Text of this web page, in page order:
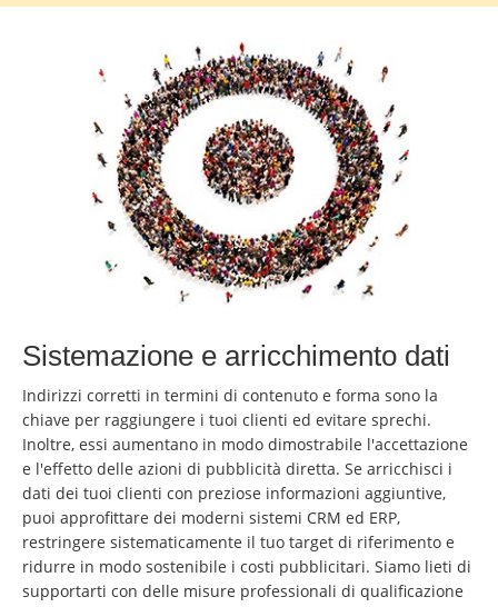
Sistemazione e arricchimento dati
Indirizzi corretti in termini di contenuto e forma sono la
chiave per raggiungere i tuoi clienti ed evitare sprechi.
Inoltre, essi aumentano in modo dimostrabile l'accettazione
e l'effetto delle azioni di pubblicità diretta. Se arricchisci i
dati dei tuoi clienti con preziose informazioni aggiuntive,
puoi approfittare dei moderni sistemi CRM ed ERP,
restringere sistematicamente il tuo target di riferimento e
ridurre in modo sostenibile i costi pubblicitari. Siamo lieti di
supportarti con delle misure professionali di qualificazione